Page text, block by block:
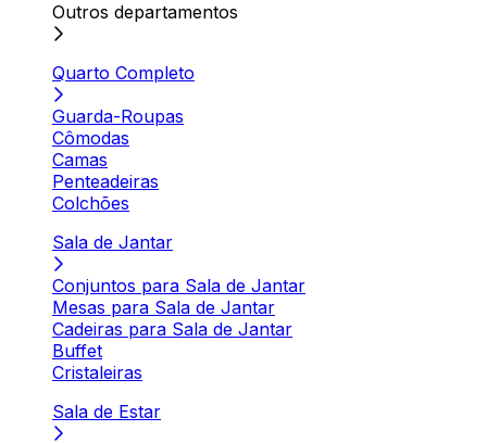
Outros departamentos
Quarto Completo
Guarda-Roupas
Cômodas
Camas
Penteadeiras
Colchões
Sala de Jantar
Conjuntos para Sala de Jantar
Mesas para Sala de Jantar
Cadeiras para Sala de Jantar
Buffet
Cristaleiras
Sala de Estar